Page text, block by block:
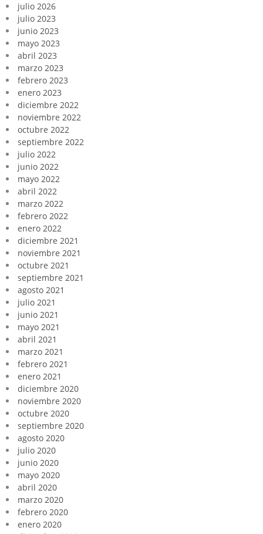
julio 2026
julio 2023
junio 2023
mayo 2023
abril 2023
marzo 2023
febrero 2023
enero 2023
diciembre 2022
noviembre 2022
octubre 2022
septiembre 2022
julio 2022
junio 2022
mayo 2022
abril 2022
marzo 2022
febrero 2022
enero 2022
diciembre 2021
noviembre 2021
octubre 2021
septiembre 2021
agosto 2021
julio 2021
junio 2021
mayo 2021
abril 2021
marzo 2021
febrero 2021
enero 2021
diciembre 2020
noviembre 2020
octubre 2020
septiembre 2020
agosto 2020
julio 2020
junio 2020
mayo 2020
abril 2020
marzo 2020
febrero 2020
enero 2020